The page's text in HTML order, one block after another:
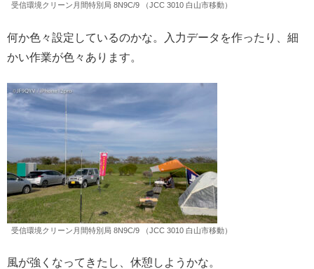
受信環境クリーン月間特別局 8N9C/9 （JCC 3010 白山市移動）
何か色々設定しているのかな。入力データを作ったり、細
かい作業が色々あります。
受信環境クリーン月間特別局 8N9C/9 （JCC 3010 白山市移動）
風が強くなってきたし、休憩しようかな。